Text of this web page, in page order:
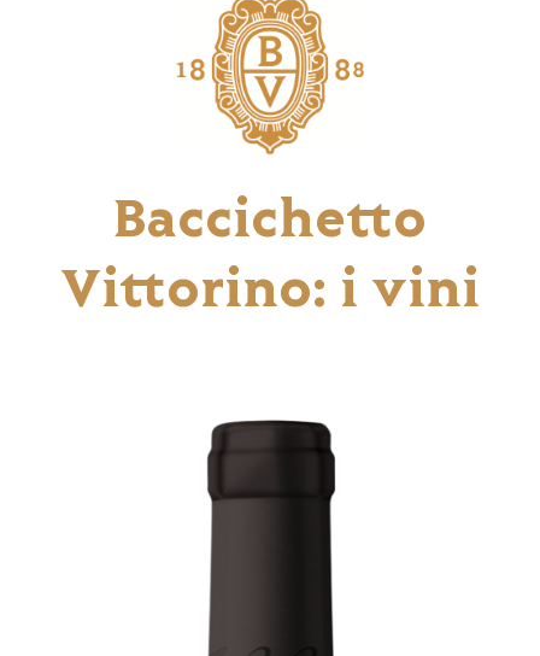
Baccichetto
Vittorino: i vini